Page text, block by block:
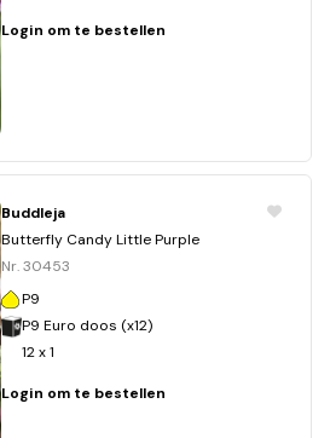
Login om te bestellen
Buddleja
Butterfly Candy Little Purple
Nr. 30453
P9
P9 Euro doos (x12)
12 x 1
Login om te bestellen